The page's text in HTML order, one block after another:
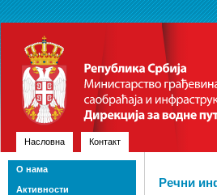
Насловна Контакт
Речни
О нама
Активности